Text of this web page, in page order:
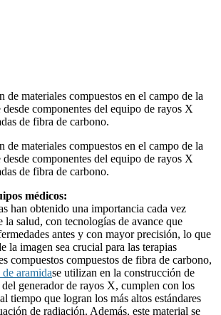
de materiales compuestos en el campo de la
componentes del equipo de rayos X
de fibra de carbono.
de materiales compuestos en el campo de la
componentes del equipo de rayos X
de fibra de carbono.
médicos:
han obtenido una importancia cada vez
la salud, con tecnologías de avance que
antes y con mayor precisión, lo que
la imagen sea crucial para las terapias
compuestos compuestos de fibra de carbono,
aramidase utilizan en la construcción de
generador de rayos X, cumplen con los
tiempo que logran los más altos estándares
de radiación. Además, este material se